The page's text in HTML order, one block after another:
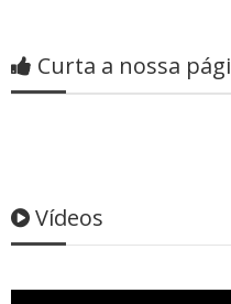
Curta a nossa
Vídeos